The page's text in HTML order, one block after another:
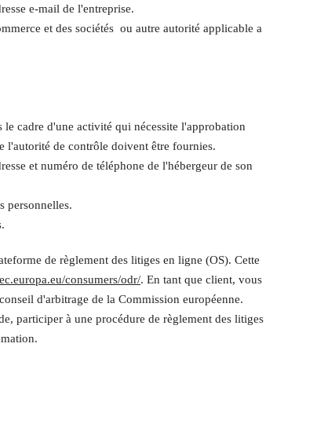
e-mail de l'entreprise.
et des sociétés ou autre autorité applicable a
le cadre d'une activité qui nécessite l'approbation
l'autorité de contrôle doivent être fournies.
et numéro de téléphone de l'hébergeur de son
personnelles.
de règlement des litiges en ligne (OS). Cette
consumers/odr/. En tant que client, vous
d'arbitrage de la Commission européenne.
participer à une procédure de règlement des litiges